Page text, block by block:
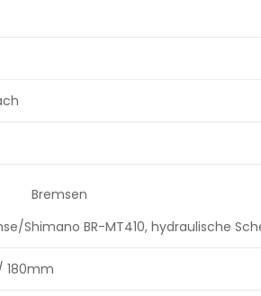
Bremsen
Shimano BR-MT410, hydraulische
180mm